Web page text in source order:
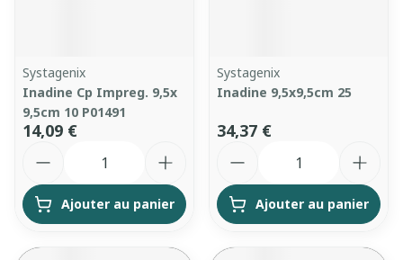
Systagenix
Inadine Cp Impreg. 9,5x
9,5cm 10 P01491
14,09 €
Ajouter au panier
Systagenix
Inadine 9,5x9,5cm 25
34,37 €
Ajouter au panier